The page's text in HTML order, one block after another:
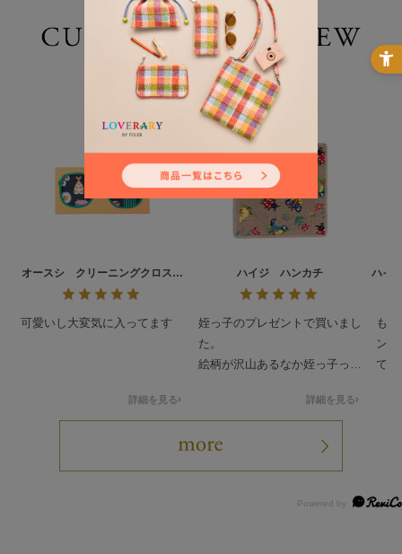
オースシ クリーニングクロス
L/CCOHS-193021
詳細を見る
可愛いし大変気に入ってます
ハイジ ハンカチ
詳細を見る
姪っ子のプレゼントで買いまし
た。
絵柄が沢山あるなか姪っ子っぽ
ャだったみたいで喜んで貰いま
ハイ
も
ン
で